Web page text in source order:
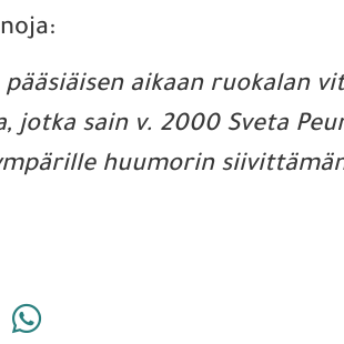
aikaan ruokalan
jotka sain v. 2000 Sveta
huumorin